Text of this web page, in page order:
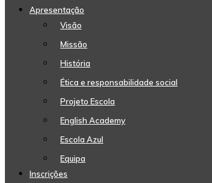
Apresentação
Visão
Missão
História
Ética e responsabilidade social
Projeto Escola
English Academy
Escola Azul
Equipa
Inscrições